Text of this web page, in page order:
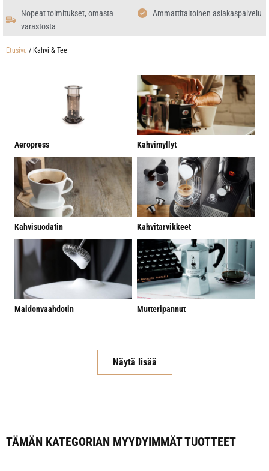
Nopeat toimitukset, omasta
varastosta
Ammattitaitoinen asiakaspalvelu
Etusivu / Kahvi & Tee
Aeropress Kahvimyllyt
Kahvisuodatin Kahvitarvikkeet
Maidonvaahdotin Mutteripannut
Näytä lisää
TÄMÄN KATEGORIAN MYYDYIMMÄT TUOTTEET